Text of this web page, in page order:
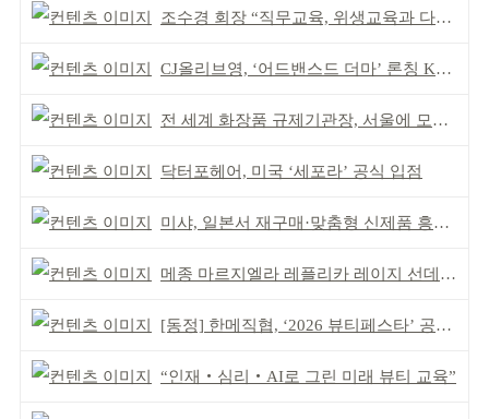
조수경 회장 “직무교육, 위생교육과 다르다”
CJ올리브영, ‘어드밴스드 더마’ 론칭 K더마 육성 박차
전 세계 화장품 규제기관장, 서울에 모인다
닥터포헤어, 미국 ‘세포라’ 공식 입점
미샤, 일본서 재구매·맞춤형 신제품 흥행 ‘쌍끌이’
메종 마르지엘라 레플리카 레이지 선데이 모닝 디퓨저
[동정] 한메직협, ‘2026 뷰티페스타’ 공동 주최
“인재‧심리‧AI로 그린 미래 뷰티 교육”